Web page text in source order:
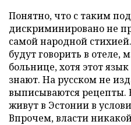
Понятно, что с таким
дискриминировано не
самой народной
будут говорить в отеле,
больнице, хотя этот
знают. На русском не
выписываются рецепты.
живут в Эстонии в
Впрочем, власти